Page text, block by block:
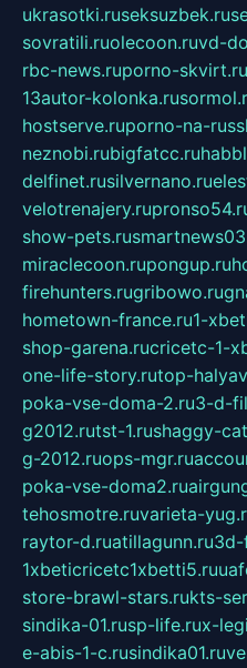
ukrasotki.ruseksuzbek.ru
sovratili.ruolecoon.ruvd-
rbc-news.ruporno-skvirt.ru
13autor-kolonka.ru
hostserve.ruporno-na-
neznobi.rubigfatcc.ru
delfinet.rusilvernano.ru
velotrenajery.ru
show-pets.ru
miraclecoon.rupongup.ru
firehunters.rugribowo.ru
hometown-france.ru1-
shop-garena.rucricetc-1-
one-life-story.rutop-
poka-vse-doma-2.ru3-d-
g2012.rutst-1.rushaggy-
g-2012.ruops-mgr.ru
poka-vse-doma2.ru
tehosmotre.ruvarieta-
raytor-d.ruatillagunn.ru3d-
1xbeticricetc1xbetti5.ru
store-brawl-stars.rukts-
sindika-01.rusp-life.rux-
e-abis-1-c.rusindika01.ru